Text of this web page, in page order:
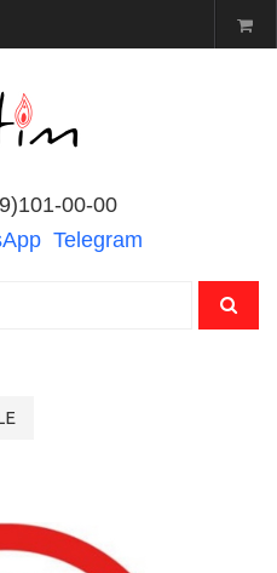
00-00
Telegram